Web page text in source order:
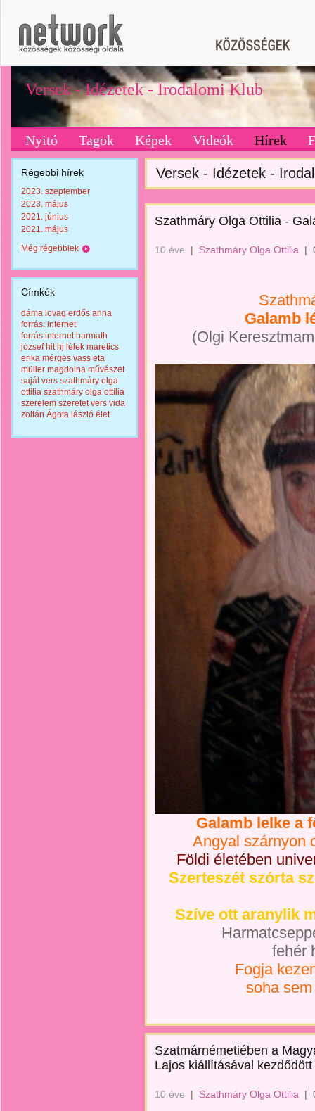
Versek - Idézetek - Irodalomi Klub
Nyitó Tagok Képek Videók Hírek
Régebbi hírek
2023. szeptember
2023. május
2021. június
2021. május
Még régebbiek
Címkék
dáma lovag erdős anna
forrás: internet
forrás:internet harmath
józsef hit hj lélek maretics
erika mérges vass eta
müller magdolna művészet
saját vers szathmáry olga
ottilia szathmáry olga ottília
szerelem szeretet vers vida
zoltán Ágota lászló élet
Versek - Idézetek -
Szathmáry Olga Ottilia -
10 éve | Szathmáry Olga Ottilia |
Galamb
(Olgi
Galamb lelke a
Angyal szárnyon
Földi életében
Szerteszét szórta
Szíve ott aranylik
fehér
Fogja
soha
Szatmárnémetiében a
Lajos kiállításával kezdődött
10 éve | Szathmáry Olga Ottilia |